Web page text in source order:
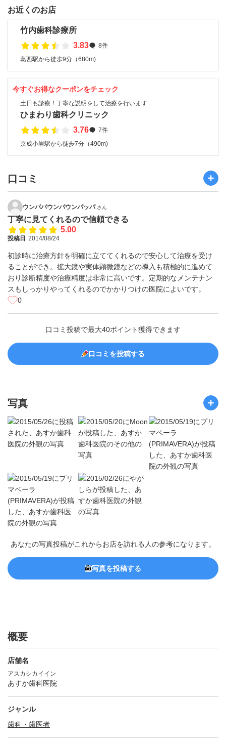
お近くのお店
竹内歯科診療所
3.83
8件
葛西駅から徒歩9分（680m)
今すぐお得なクーポンをチェック
土日も診療！丁寧な説明をして治療を行います
ひまわり歯科クリニック
3.76
7件
京成小岩駅から徒歩7分（490m)
口コミ
ウンパパウンパウンパッパ さん
丁寧に見てくれるので信頼できる
5.00
投稿日 2014/08/24
初診時に治療方針を明確に立ててくれるので安心して治療を受け
ることができ。拡大鏡や実体顕微鏡などの導入も積極的に進めて
おり診断精度や治療精度は非常に高いです。定期的なメンテナン
スもしっかりやってくれるのでかかりつけの医院によいです。
0
口コミ投稿で最大40ポイント獲得できます
口コミを投稿する
写真
あなたの写真投稿がこれからお店を訪れる人の参考になります。
写真を投稿する
概要
店舗名
アスカシカイイン
あすか歯科医院
ジャンル
歯科・歯医者